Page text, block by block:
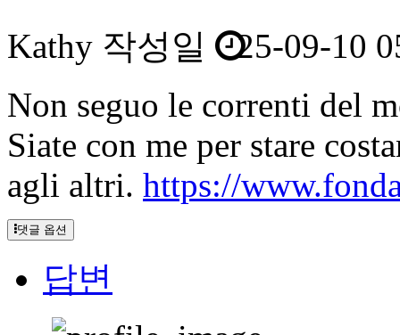
Kathy 작성일
25-09-10
Non seguo le correnti del
Siate con me per stare
agli altri. https://
댓글 옵션
답변